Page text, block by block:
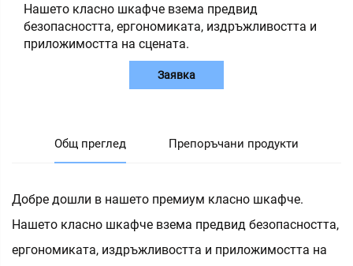
Нашето класно шкафче взема предвид
безопасността, ергономиката, издръжливостта и
приложимостта на сцената.
Заявка
Общ преглед Препоръчани продукти
Добре дошли в нашето премиум класно шкафче.
Нашето класно шкафче взема предвид безопасността,
ергономиката, издръжливостта и приложимостта на